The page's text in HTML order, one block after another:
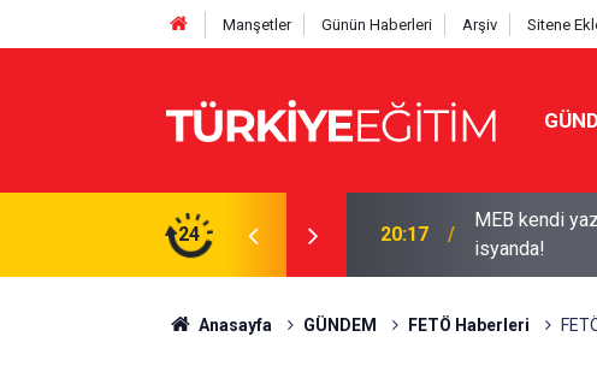
Manşetler Günün Haberleri Arşiv Sitene
24
Ödenek modülü açılmadı, Okul müdürleri
19:50 2026-2027
Anasayfa GÜNDEM FETÖ Haberleri